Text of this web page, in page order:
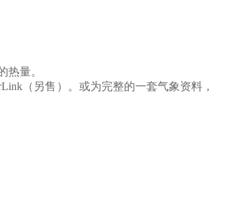
热量。
（另售）。或为完整的一套气象资料，